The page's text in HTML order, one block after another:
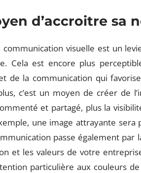
d’accroitre sa
communication visuelle est un
Cela est encore plus
de la communication qui
c’est un moyen de créer de
et partagé, plus la
une image attrayante sera
passe également par
et les valeurs de votre
particulière aux couleurs